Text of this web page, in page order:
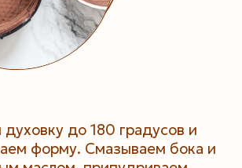
духовку до 180 градусов и
форму. Смазываем бока и